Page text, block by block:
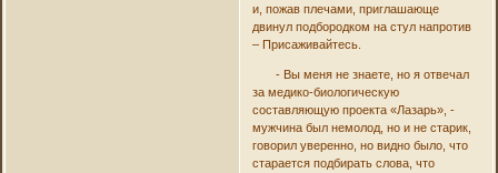
и, пожав плечами, приглашающе
двинул подбородком на стул напротив
– Присаживайтесь.
- Вы меня не знаете, но я отвечал
за медико-биологическую
составляющую проекта «Лазарь», -
мужчина был немолод, но и не старик,
говорил уверенно, но видно было, что
старается подбирать слова, что